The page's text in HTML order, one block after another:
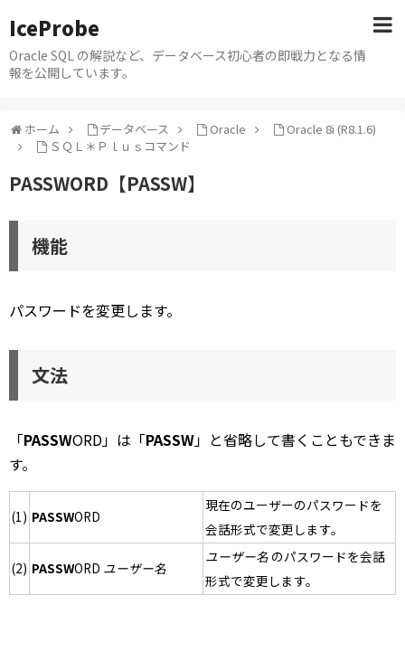
IceProbe
Oracle SQL の解説など、データベース初心者の即戦力となる情
報を公開しています。
ホーム データベース Oracle
Oracle 8i (R8.1.6)
ＳＱＬ＊Ｐｌｕｓコマンド
PASSWORD【PASSW】
機能
パスワードを変更します。
文法
「PASSWORD」は「PASSW」と省略して書くこともできま
す。
(1) PASSWORD
現在のユーザーのパスワードを
会話形式で変更します。
(2) PASSWORD ユーザー名
ユーザー名 のパスワードを会話
形式で変更します。